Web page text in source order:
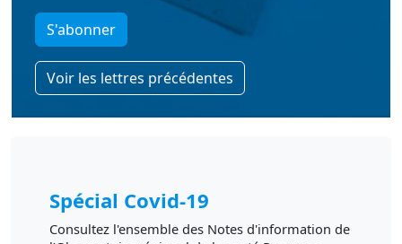
S'abonner
Voir les lettres précédentes
Spécial Covid-19
Consultez l'ensemble des Notes d'information de